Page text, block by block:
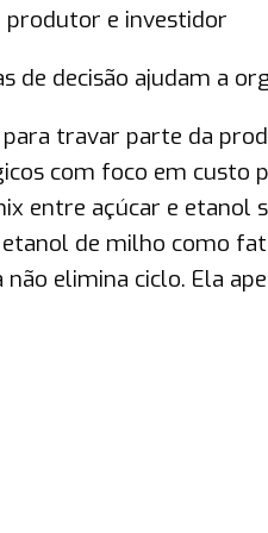
produtor e investidor
de decisão ajudam a
travar parte da
com foco em custo
entre açúcar e etanol
de milho como
elimina ciclo. Ela